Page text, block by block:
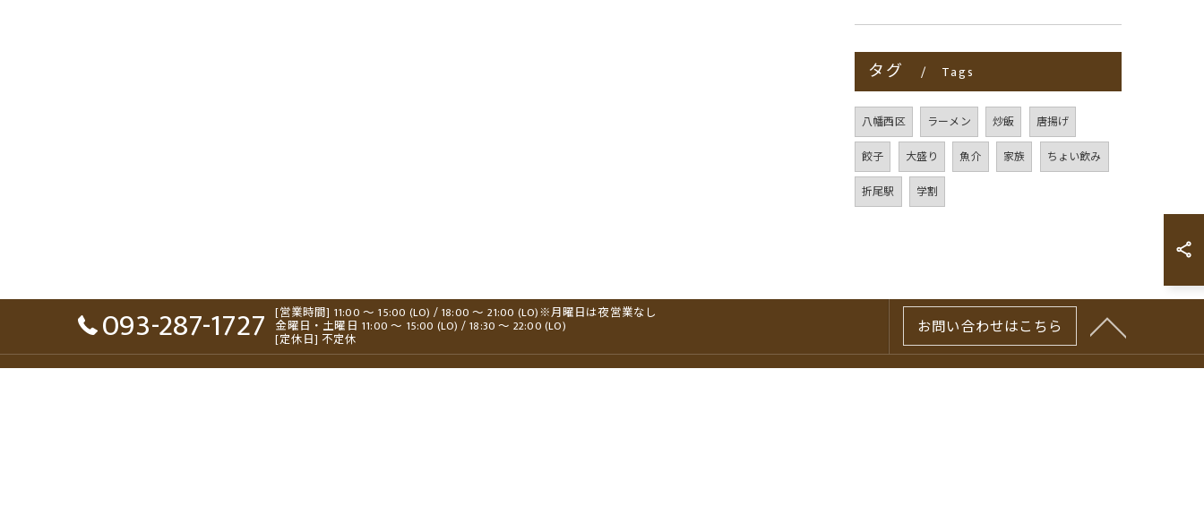
タグ Tags
八幡西区 ラーメン 炒飯
唐揚げ
餃子
大盛り 魚介 家族
ちょい飲み
折尾駅
学割
093-287-1727 [営業時間] 11:00 ～ 15:00 (LO) / 18:00 ～ 21:00 (LO)※月曜日は夜営業なし
金曜日・土曜日 11:00 ～ 15:00 (LO) / 18:30 ～ 22:00 (LO)
[定休日] 不定休
お問い合わせはこちら